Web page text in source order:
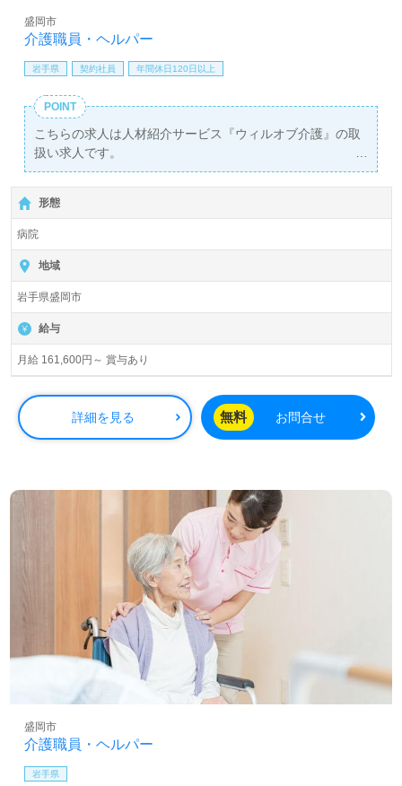
介護職員・ヘルパー
盛岡市
岩手県 契約社員 年間休日120日以上
POINT
こちらの求人は人材紹介サービス『ウィルオブ介護』の取
扱い求人です。
詳細に関してお気軽にご相談ください♪
【無料】で皆さんの転職活動をサポートいたします。
形態
病院
地域
岩手県盛岡市
給与
月給 161,600円～ 賞与あり
詳細を見る 無料 お問合せ
介護職員・ヘルパー
盛岡市
岩手県